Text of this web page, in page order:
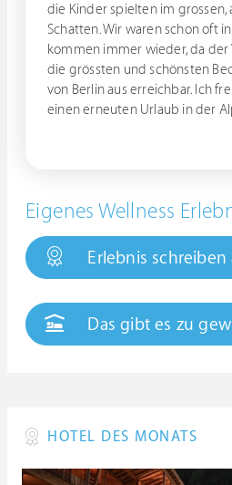
die Kinder spielten im grossen,
Schatten. Wir waren schon oft
kommen immer wieder, da
die grössten und schönsten
von Berlin aus erreichbar. Ich
einen erneuten Urlaub in der
Eigenes Wellness
Erlebnis
Das gibt es zu
HOTEL DES MONATS